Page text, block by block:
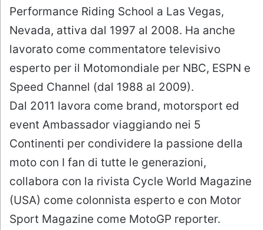
Performance Riding School a Las Vegas,
Nevada, attiva dal 1997 al 2008. Ha anche
lavorato come commentatore televisivo
esperto per il Motomondiale per NBC, ESPN e
Speed Channel (dal 1988 al 2009).
Dal 2011 lavora come brand, motorsport ed
event Ambassador viaggiando nei 5
Continenti per condividere la passione della
moto con I fan di tutte le generazioni,
collabora con la rivista Cycle World Magazine
(USA) come colonnista esperto e con Motor
Sport Magazine come MotoGP reporter.